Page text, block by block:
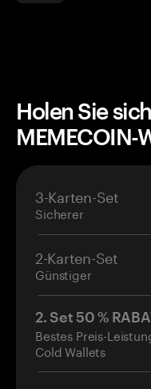
Holen Sie
MEMECOIN-
3-Karten-Set
Sicherer
2-Karten-Set
Günstiger
2. Set 50 %
Bestes Preis-
Cold Wallets